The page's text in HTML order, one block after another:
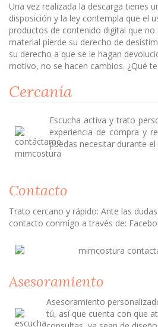
Una vez realizada la descarga tienes
disposición y la ley contempla que el
productos de contenido digital que
material pierde su derecho de
su derecho a que se le hagan
motivo, no se hacen cambios. ¿Qué
Cercanía
Escucha activa y trato
experiencia de compra y
puedas necesitar durante el
Contacto
Trato cercano y rápido: Ante las
contacto conmigo a través de:
Asesoramiento
Asesoramiento
tú, así que cuenta con que